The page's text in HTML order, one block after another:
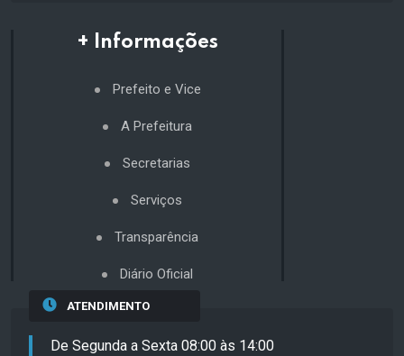
+ Informações
Prefeito e Vice
A Prefeitura
Secretarias
Serviços
Transparência
Diário Oficial
ATENDIMENTO
De Segunda a Sexta 08:00 às 14:00